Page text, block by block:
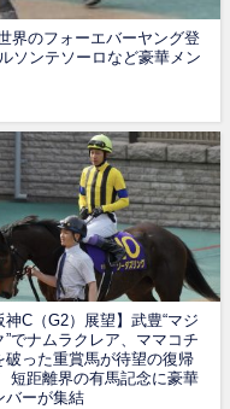
界のフォーエバーヤング登
ソンテソーロなど豪華メン
神C（G2）展望】武豊“マジ
”でナムラクレア、ママコチ
破った重賞馬が待望の復帰
短距離界の有馬記念に豪華
バーが集結